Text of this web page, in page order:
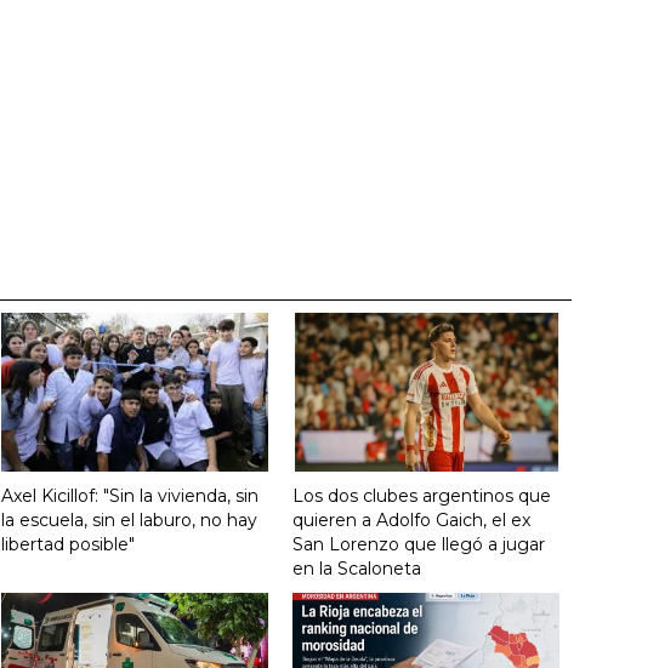
Axel Kicillof: "Sin la vivienda, sin
la escuela, sin el laburo, no hay
libertad posible"
Los dos clubes argentinos que
quieren a Adolfo Gaich, el ex
San Lorenzo que llegó a jugar
en la Scaloneta